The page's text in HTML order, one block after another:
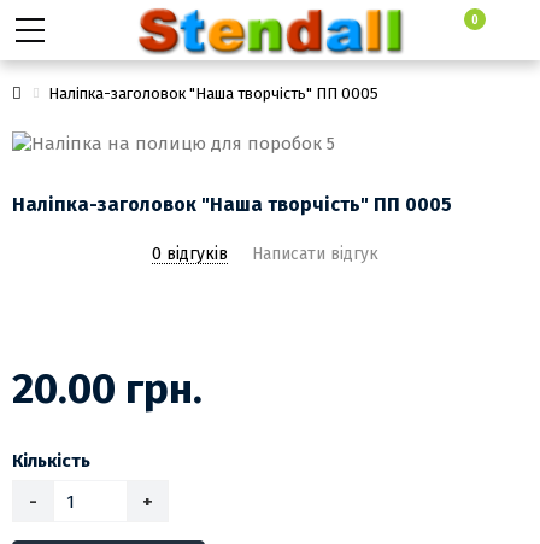
0
Наліпка-заголовок "Наша творчість" ПП 0005
Наліпка-заголовок "Наша творчість" ПП 0005
0 відгуків Написати відгук
20.00 грн.
Кількість
-
+